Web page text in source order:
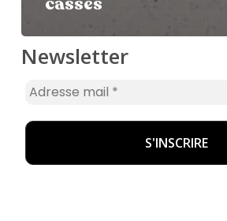
Newsletter